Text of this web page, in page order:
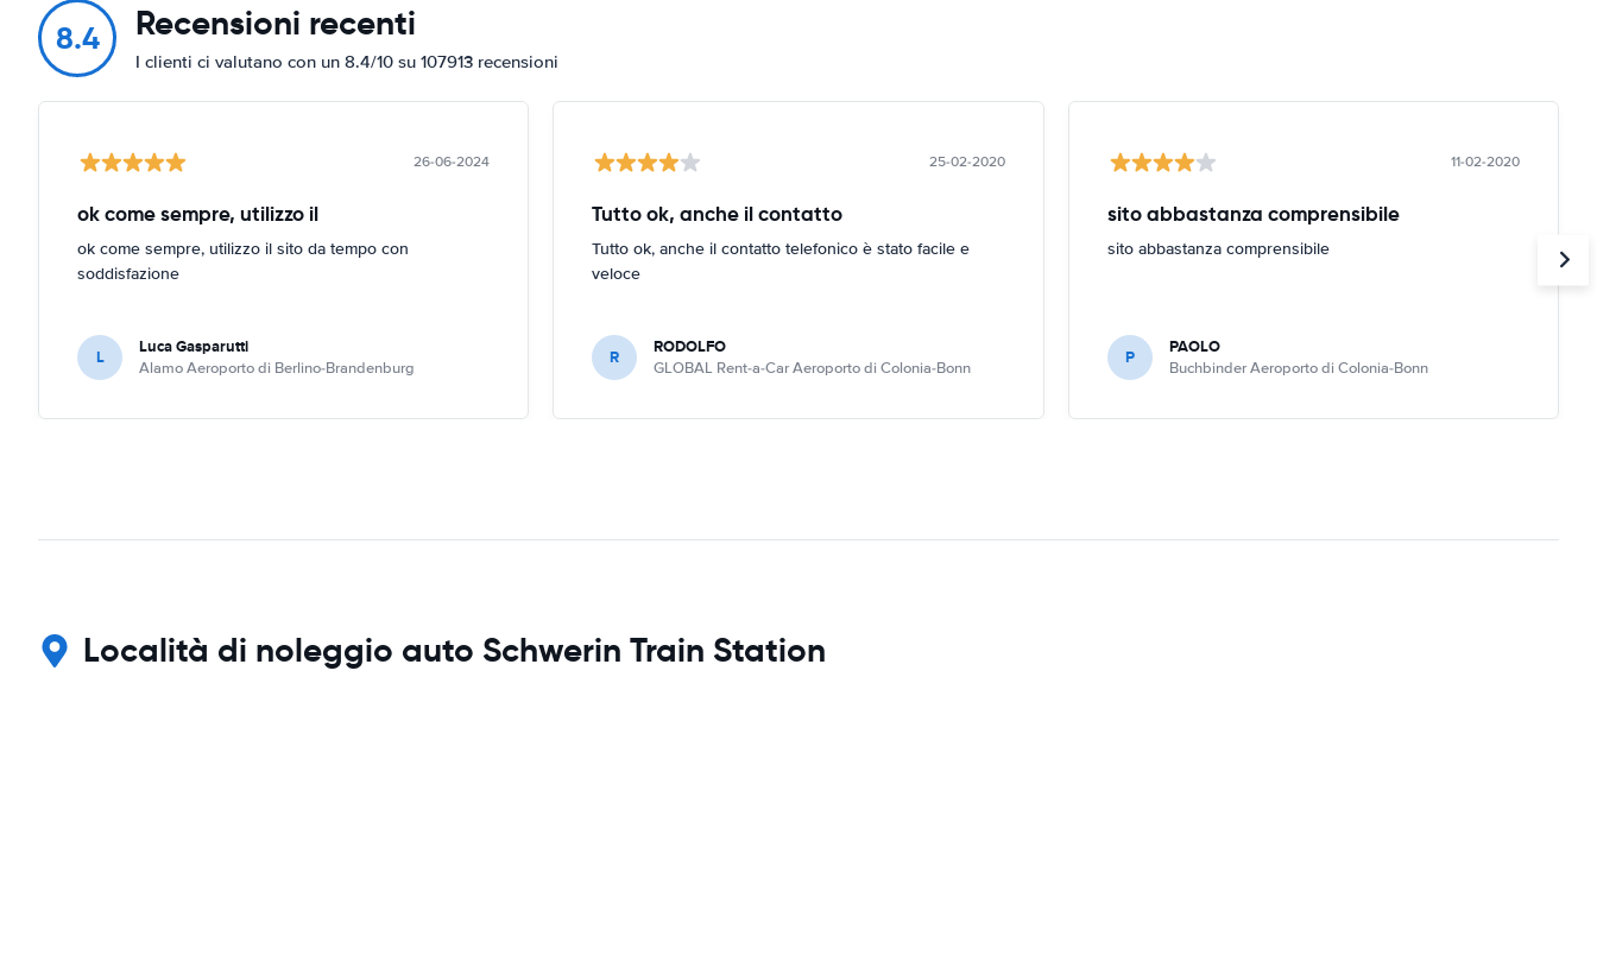
8.4 Recensioni recenti
I clienti ci valutano con un 8.4/10 su 107913 recensioni
26-06-2024
ok come sempre, utilizzo il
ok come sempre, utilizzo il sito da tempo con
soddisfazione
L Luca Gasparutti
Alamo Aeroporto di Berlino-Brandenburg
25-02-2020
Tutto ok, anche il contatto
Tutto ok, anche il contatto telefonico è stato facile e
veloce
R RODOLFO
GLOBAL Rent-a-Car Aeroporto di Colonia-Bonn
11-02-2020
sito abbastanza comprensibile
sito abbastanza comprensibile
P PAOLO
Buchbinder Aeroporto di Colonia-Bonn
Località di noleggio auto Schwerin Train Station